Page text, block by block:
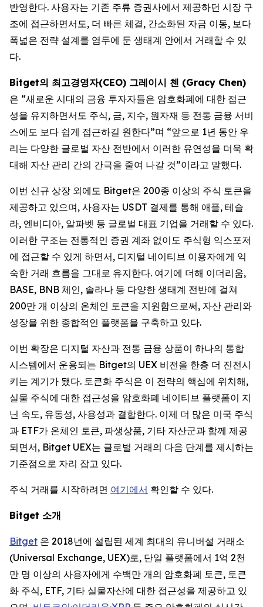
반영한다. 사용자는 기존 주류 증권사에서 제공하던 시장 구
조에 접근하면서도, 더 빠른 체결, 간소화된 자금 이동, 보다
폭넓은 전략 설계를 염두에 둔 생태계 안에서 거래할 수 있
다.
Bitget의 최고경영자(CEO) 그레이시 첸 (Gracy Chen)
은 “새로운 시대의 금융 투자자들은 암호화폐에 대한 접근
성을 유지하면서도 주식, 금, 지수, 원자재 등 전통 금융 서비
스에도 보다 쉽게 접근하길 원한다”며 “앞으로 1년 동안 우
리는 다양한 글로벌 자산 전반에서 이러한 유연성을 더욱 확
대해 자산 관리 간의 간극을 줄여 나갈 것”이라고 말했다.
이번 신규 상장 외에도 Bitget은 200종 이상의 주식 토큰을
제공하고 있으며, 사용자는 USDT 결제를 통해 애플, 테슬
라, 엔비디아, 알파벳 등 글로벌 대표 기업을 거래할 수 있다.
이러한 구조는 전통적인 증권 계좌 없이도 주식형 익스포저
에 접근할 수 있게 하면서, 디지털 네이티브 이용자에게 익
숙한 거래 흐름을 그대로 유지한다. 여기에 더해 이더리움,
BASE, BNB 체인, 솔라나 등 다양한 생태계 전반에 걸쳐
200만 개 이상의 온체인 토큰을 지원함으로써, 자산 관리와
성장을 위한 종합적인 플랫폼을 구축하고 있다.
이번 확장은 디지털 자산과 전통 금융 상품이 하나의 통합
시스템에서 운용되는 Bitget의 UEX 비전을 한층 더 진전시
키는 계기가 됐다. 토큰화 주식은 이 전략의 핵심에 위치해,
실물 주식에 대한 접근성을 암호화폐 네이티브 플랫폼이 지
닌 속도, 유동성, 사용성과 결합한다. 이제 더 많은 미국 주식
과 ETF가 온체인 토큰, 파생상품, 기타 자산군과 함께 제공
되면서, Bitget UEX는 글로벌 거래의 다음 단계를 제시하는
기준점으로 자리 잡고 있다.
주식 거래를 시작하려면 여기에서 확인할 수 있다.
Bitget 소개
Bitget 은 2018년에 설립된 세계 최대의 유니버설 거래소
(Universal Exchange, UEX)로, 단일 플랫폼에서 1억 2천
만 명 이상의 사용자에게 수백만 개의 암호화폐 토큰, 토큰
화 주식, ETF, 기타 실물자산에 대한 접근성을 제공하고 있